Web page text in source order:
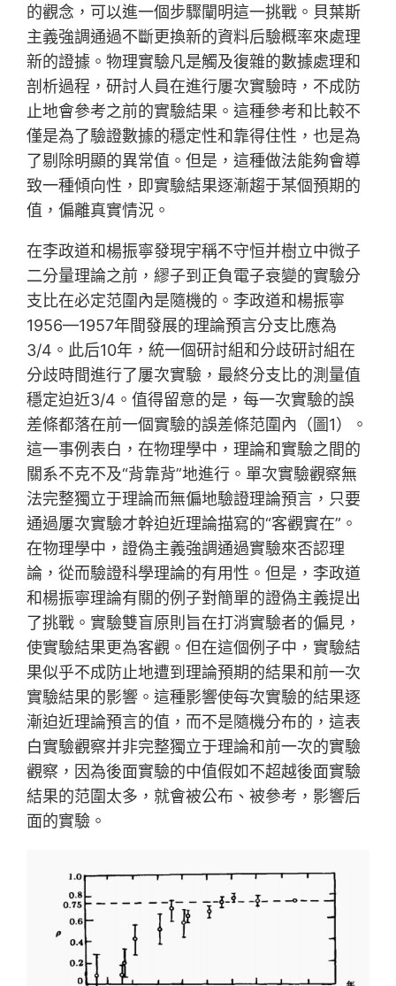
的觀念，可以進一個步驟闡明這一挑戰。貝葉斯
主義強調通過不斷更換新的資料后驗概率來處理
新的證據。物理實驗凡是觸及復雜的數據處理和
剖析過程，研討人員在進行屢次實驗時，不成防
止地會參考之前的實驗結果。這種參考和比較不
僅是為了驗證數據的穩定性和靠得住性，也是為
了剔除明顯的異常值。但是，這種做法能夠會導
致一種傾向性，即實驗結果逐漸趨于某個預期的
值，偏離真實情況。
在李政道和楊振寧發現宇稱不守恒并樹立中微子
二分量理論之前，繆子到正負電子衰變的實驗分
支比在必定范圍內是隨機的。李政道和楊振寧
1956—1957年間發展的理論預言分支比應為
3/4。此后10年，統一個研討組和分歧研討組在
分歧時間進行了屢次實驗，最終分支比的測量值
穩定迫近3/4。值得留意的是，每一次實驗的誤
差條都落在前一個實驗的誤差條范圍內（圖1）。
這一事例表白，在物理學中，理論和實驗之間的
關系不克不及“背靠背”地進行。單次實驗觀察無
法完整獨立于理論而無偏地驗證理論預言，只要
通過屢次實驗才幹迫近理論描寫的“客觀實在”。
在物理學中，證偽主義強調通過實驗來否認理
論，從而驗證科學理論的有用性。但是，李政道
和楊振寧理論有關的例子對簡單的證偽主義提出
了挑戰。實驗雙盲原則旨在打消實驗者的偏見，
使實驗結果更為客觀。但在這個例子中，實驗結
果似乎不成防止地遭到理論預期的結果和前一次
實驗結果的影響。這種影響使每次實驗的結果逐
漸迫近理論預言的值，而不是隨機分布的，這表
白實驗觀察并非完整獨立于理論和前一次的實驗
觀察，因為後面實驗的中值假如不超越後面實驗
結果的范圍太多，就會被公布、被參考，影響后
面的實驗。